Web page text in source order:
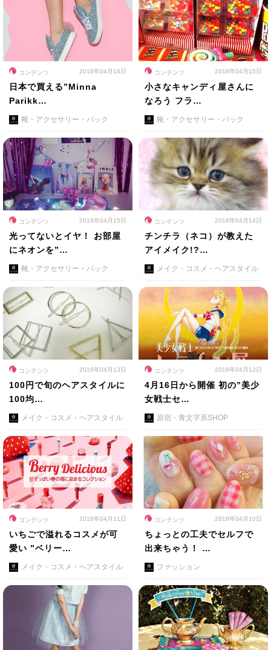
コンテンツ 2016年04月16日
日本で買える”Minna
Parikk…
靴・アクセサリー・バック
コンテンツ 2016年04月15日
小さなキャンディ屋さんに
なろう フラ…
靴・アクセサリー・バック
コンテンツ 2016年04月15日
光ってないとイヤ！ お部屋
にネオンを”…
靴・アクセサリー・バック
コンテンツ 2016年04月14日
チンチラ（ネコ）が教えた
アイメイク!?…
メイク・コスメ・ヘアスタイル
コンテンツ 2016年04月13日
100円で旬のヘアスタイルに
100均…
メイク・コスメ・ヘアスタイル
コンテンツ 2016年04月12日
4月16日から開催 初の”美少
女戦士セ…
原宿・青文字系SHOP
コンテンツ 2016年04月11日
いちごで溢れるコスメが可
愛い ”ベリー…
メイク・コスメ・ヘアスタイル
コンテンツ 2016年04月10日
ちょっとの工夫でセルフで
出来ちゃう！ …
ファッション